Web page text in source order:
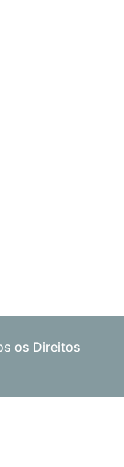
os Direitos